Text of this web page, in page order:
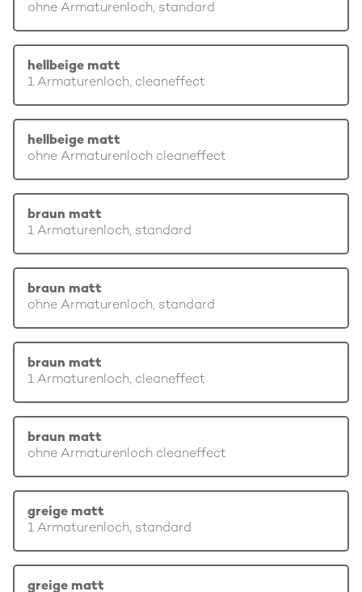
ohne Armaturenloch, standard
hellbeige matt
1 Armaturenloch, cleaneffect
hellbeige matt
ohne Armaturenloch cleaneffect
braun matt
1 Armaturenloch, standard
braun matt
ohne Armaturenloch, standard
braun matt
1 Armaturenloch, cleaneffect
braun matt
ohne Armaturenloch cleaneffect
greige matt
1 Armaturenloch, standard
greige matt